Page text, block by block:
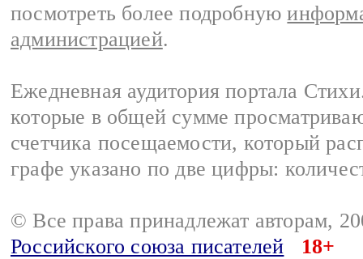
посмотреть более подробную
администрацией.
Ежедневная аудитория портала
которые в общей сумме
счетчика посещаемости, который
графе указано по две цифры:
© Все права принадлежат авторам,
Российского союза писателей
18+